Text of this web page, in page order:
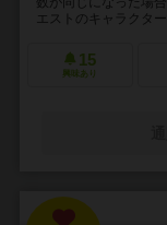
エストのキャラクタ
15
興味あり